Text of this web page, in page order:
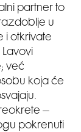
partner to
u
i otkrivate
Lavovi
već
koja će
–
pokrenuti